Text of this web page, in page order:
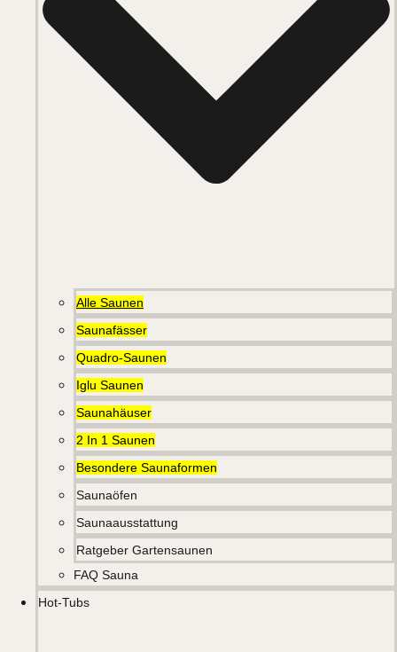
Alle Saunen
Saunafässer
Quadro-Saunen
Iglu Saunen
Saunahäuser
2 In 1 Saunen
Besondere Saunaformen
Saunaöfen
Saunaausstattung
Ratgeber Gartensaunen
FAQ Sauna
Hot-Tubs